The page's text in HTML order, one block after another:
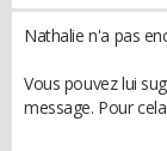
Nathalie n'a pas
Vous pouvez lui
message. Pour